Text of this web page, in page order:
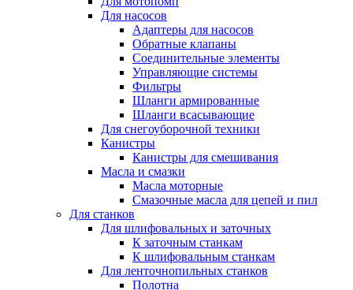
Для насосов
Адаптеры для насосов
Обратные клапаны
Соединительные элементы
Управляющие системы
Фильтры
Шланги армированные
Шланги всасывающие
Для снегоуборочной техники
Канистры
Канистры для смешивания
Масла и смазки
Масла моторные
Смазочные масла для цепей и пил
Для станков
Для шлифовальных и заточных
К заточным станкам
К шлифовальным станкам
Для ленточнопильных станков
Полотна